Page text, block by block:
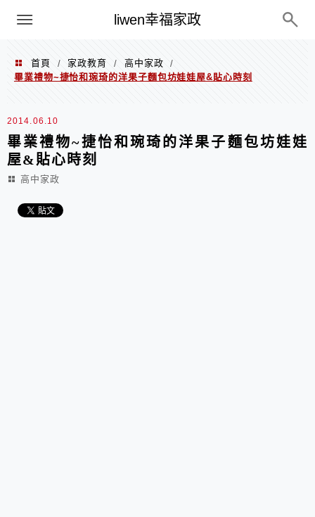
liwen幸福家政
menu
首頁 / 家政教育 / 高中家政
/
畢業禮物~捷怡和琬琦的洋果子麵包坊娃娃屋&貼心時刻
2014.06.10
畢業禮物~捷怡和琬琦的洋果子麵包坊娃娃
屋&貼心時刻
高中家政